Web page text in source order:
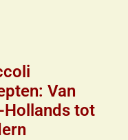
Van
Hollands tot